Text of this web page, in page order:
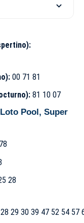
00 71 81
81 10 07
Pool, Super
28
29 30 39 47 52 54 57